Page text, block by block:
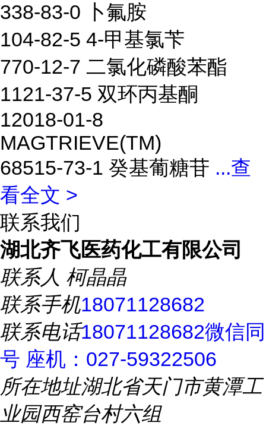
338-83-0 卜氟胺
104-82-5 4-甲基氯苄
770-12-7 二氯化磷酸苯酯
1121-37-5 双环丙基酮
12018-01-8
MAGTRIEVE(TM)
68515-73-1 癸基葡糖苷 ...查
看全文 >
联系我们
湖北齐飞医药化工有限公司
联系人 柯晶晶
联系手机18071128682
联系电话18071128682微信同
号 座机：027-59322506
所在地址湖北省天门市黄潭工
业园西窑台村六组